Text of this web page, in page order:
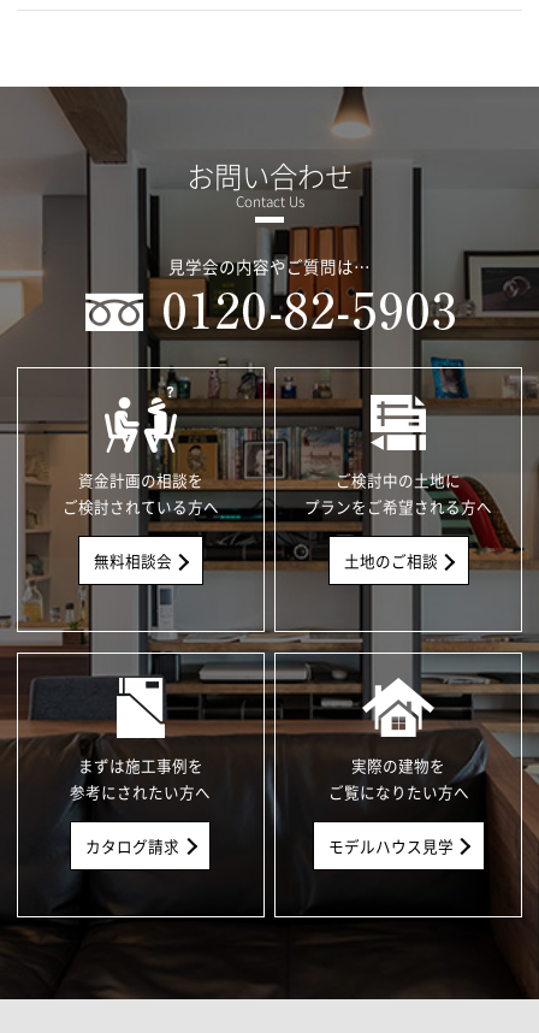
お問い合わせ
見学会の内容やご質問は…
資金計画の相談を
ご検討されている方へ
無料相談会
ご検討中の土地に
プランをご希望される方へ
土地のご相談
まずは施工事例を
参考にされたい方へ
カタログ請求
実際の建物を
ご覧になりたい方へ
モデルハウス見学